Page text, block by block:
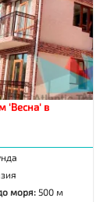
'Весна' в
моря: 500 м